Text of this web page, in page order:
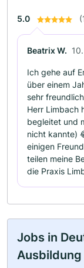
5.0
Beatrix W.
Ich gehe auf
über einem
sehr
Herr Limbach
begleitet und
nicht kannte)
einigen
teilen meine
die Praxis
Jobs in
Ausbildung